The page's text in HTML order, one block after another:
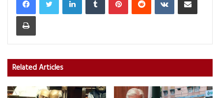
Print
Related Articles